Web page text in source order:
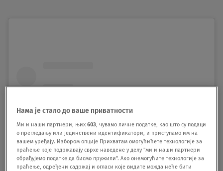
Нама је стало до ваше приватности
Ми и наши партнери, њих603, чувамо личне податке, као што су подаци
о прегледању или јединствени идентификатори, и приступамо им на
вашем уређају. Избором опције Прихватам омогућићете технологије за
праћење које подржавају сврхе наведене у делу "ми и наши партнери
обрађујемо податке да бисмо пружили". Ако онемогућите технологије за
праћење, одређени садржај и огласи које видите можда неће бити